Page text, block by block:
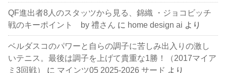
QF進出者8人のスタッツから見る、錦織 ・ジョコビッチ
戦のキーポイント by 禮さん に home design ai より
ベルダスコのパワーと自らの調子に苦しみ出入りの激し
いテニス。最後は調子を上げて貴重な1勝！（2017マイア
ミ3回戦）
に マインツ05 2025-2026 サード より